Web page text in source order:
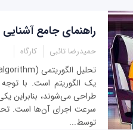
راهنمای جامع آشنایی
حمیدرضا تائبی کارگاه
یک الگوریتم است. با
طراحی می‌شوند، بنابراین
سرعت اجرای آن‌ها است.
توسط...